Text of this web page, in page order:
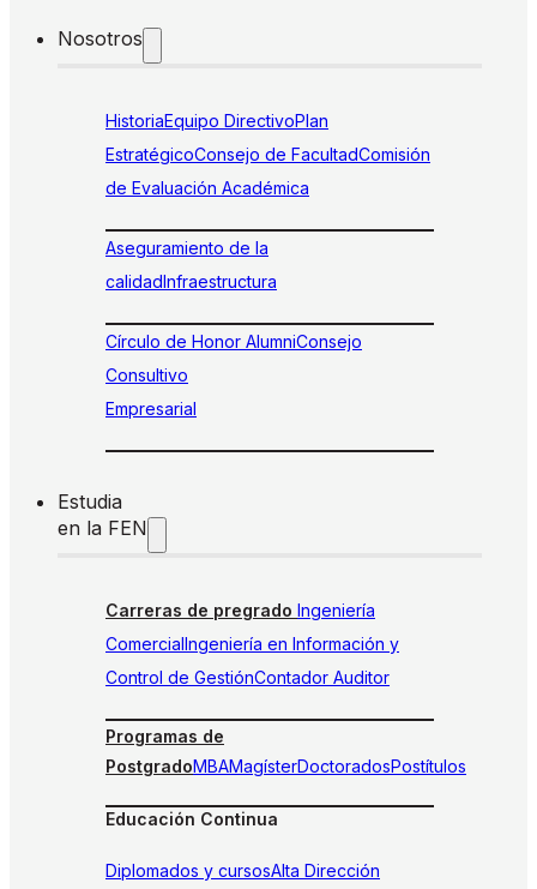
Nosotros
HistoriaEquipo DirectivoPlan
EstratégicoConsejo de FacultadComisión
de Evaluación Académica
Aseguramiento de la
calidadInfraestructura
Círculo de Honor AlumniConsejo
Consultivo
Empresarial
Estudia
en la FEN
Carreras de pregrado Ingeniería
ComercialIngeniería en Información y
Control de GestiónContador Auditor
Programas de
PostgradoMBAMagísterDoctoradosPostítulos
Educación Continua
Diplomados y cursosAlta Dirección